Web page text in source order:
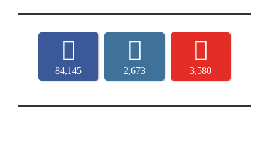
84,145 2,673 3,580